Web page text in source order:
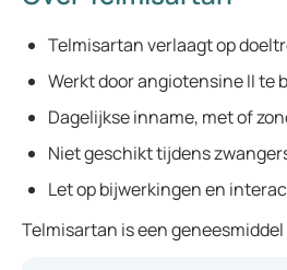
Telmisartan verlaagt op
Werkt door angiotensine II te
Dagelijkse inname, met of
Niet geschikt tijdens
Let op bijwerkingen en
Telmisartan is een